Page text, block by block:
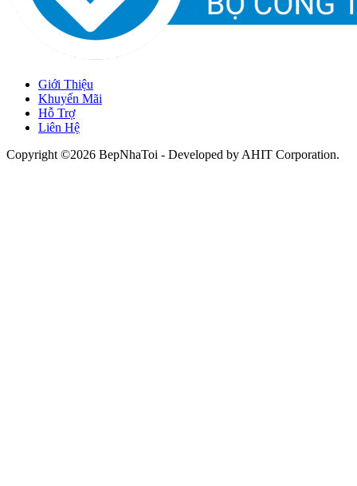
Giới Thiệu
Khuyến Mãi
Hỗ Trợ
Liên Hệ
Copyright ©2026 BepNhaToi - Developed by AHIT Corporation.